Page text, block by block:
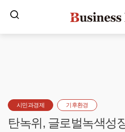
시민과경제 기후환경
탄녹위, 글로벌녹색성